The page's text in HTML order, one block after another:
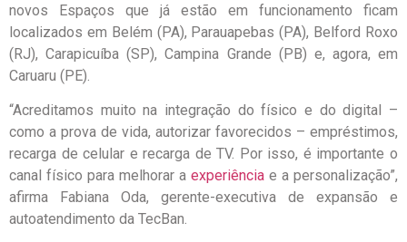
novos Espaços que já estão em funcionamento ficam
localizados em Belém (PA), Parauapebas (PA), Belford Roxo
(RJ), Carapicuíba (SP), Campina Grande (PB) e, agora, em
Caruaru (PE).
“Acreditamos muito na integração do físico e do digital –
como a prova de vida, autorizar favorecidos – empréstimos,
recarga de celular e recarga de TV. Por isso, é importante o
canal físico para melhorar a experiência e a personalização”,
afirma Fabiana Oda, gerente-executiva de expansão e
autoatendimento da TecBan.